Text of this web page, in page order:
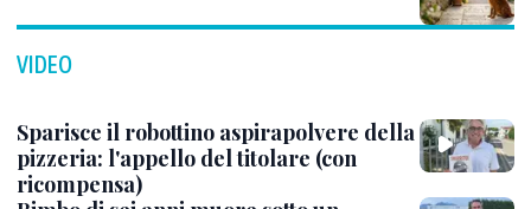
VIDEO
Sparisce il robottino aspirapolvere della
pizzeria: l'appello del titolare (con
ricompensa)